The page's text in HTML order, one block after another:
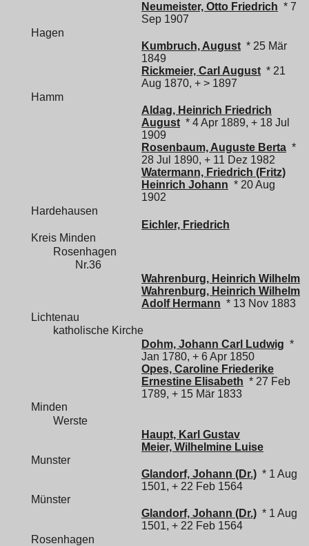
Neumeister, Otto Friedrich * 7
Sep 1907
Hagen
Kumbruch, August * 25 Mär
1849
Rickmeier, Carl August * 21
Aug 1870, + > 1897
Hamm
Aldag, Heinrich Friedrich
August * 4 Apr 1889, + 18 Jul
1909
Rosenbaum, Auguste Berta *
28 Jul 1890, + 11 Dez 1982
Watermann, Friedrich (Fritz)
Heinrich Johann * 20 Aug
1902
Hardehausen
Eichler, Friedrich
Kreis Minden
Rosenhagen
Nr.36
Wahrenburg, Heinrich Wilhelm
Wahrenburg, Heinrich Wilhelm
Adolf Hermann * 13 Nov 1883
Lichtenau
katholische Kirche
Dohm, Johann Carl Ludwig *
Jan 1780, + 6 Apr 1850
Opes, Caroline Friederike
Ernestine Elisabeth * 27 Feb
1789, + 15 Mär 1833
Minden
Werste
Haupt, Karl Gustav
Meier, Wilhelmine Luise
Munster
Glandorf, Johann (Dr.) * 1 Aug
1501, + 22 Feb 1564
Münster
Glandorf, Johann (Dr.) * 1 Aug
1501, + 22 Feb 1564
Rosenhagen